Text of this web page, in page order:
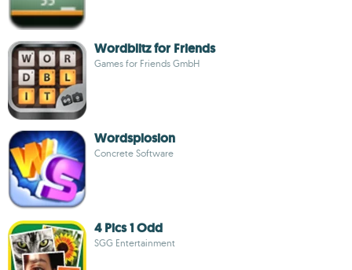
Wordblitz for Friends
Games for Friends GmbH
Wordsplosion
Concrete Software
4 Pics 1 Odd
SGG Entertainment